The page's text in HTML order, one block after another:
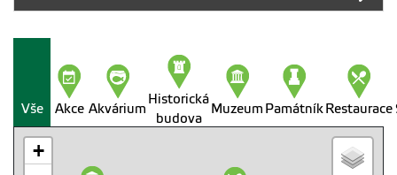
Vše Akce Akvárium
Historická
budova
Muzeum Památník Restaurace
+